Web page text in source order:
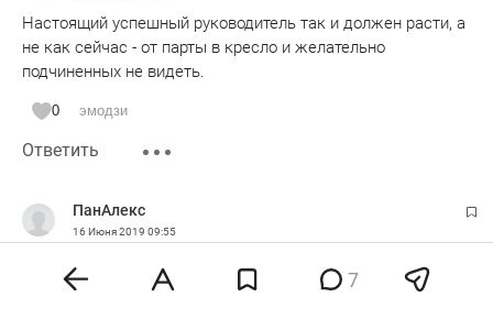
Настоящий успешный руководитель так и должен расти, а
не как сейчас - от парты в кресло и желательно
подчиненных не видеть.
0 эмодзи
Ответить
ПанАлекс
16 Июня 2019 09:55
Эх Михаил Бирин - фальшивый вы историк!
Когда вы переписываете чужие статьи, то даже не
7